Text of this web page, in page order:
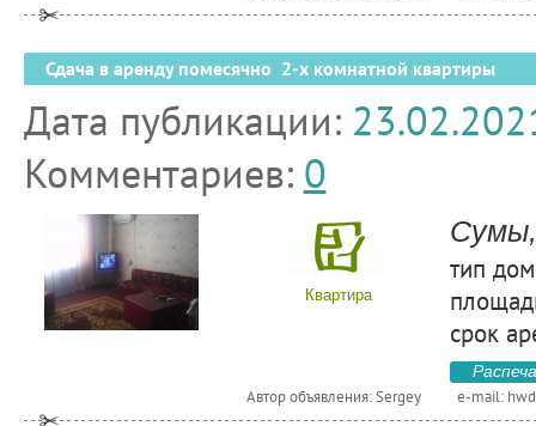
Сдача в аренду помесячно 2-х комнатной квартиры
Дата публикации:
Комментариев: 0
Квартира
Сумы,
тип
срок
Автор объявления: Sergey e-mail: